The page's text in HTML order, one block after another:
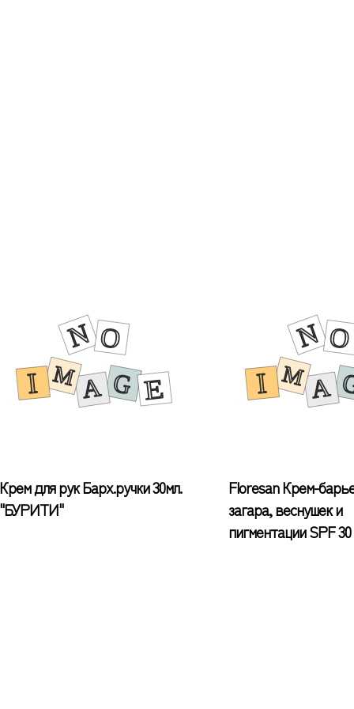
Крем для рук Барх.ручки 30мл.
"БУРИТИ"
Floresan Крем-
загара, веснушек и
пигментации SPF 30